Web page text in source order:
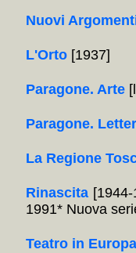
Nuovi
L'Orto [1937]
Paragone. Arte
Paragone.
La Regione
Rinascita
1991* Nuova
Teatro in Europa